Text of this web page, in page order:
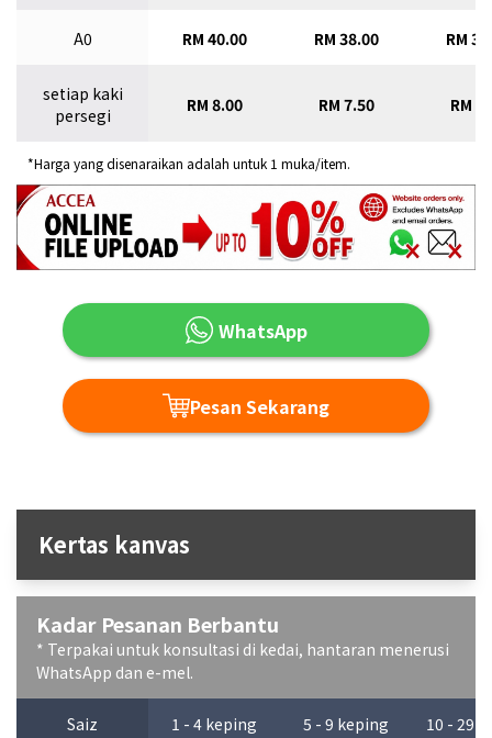
A0 RM 40.00 RM 38.00 RM
setiap kaki
persegi
RM 8.00 RM 7.50 RM
*Harga yang disenaraikan adalah untuk 1 muka/item.
WhatsApp
Pesan Sekarang
Kertas kanvas
Kadar Pesanan Berbantu
* Terpakai untuk konsultasi di kedai, hantaran menerusi
WhatsApp dan e-mel.
Saiz 1 - 4 keping 5 - 9 keping 10 - 29